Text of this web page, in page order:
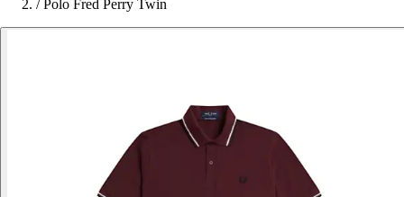
/ Polo Fred Perry Twin